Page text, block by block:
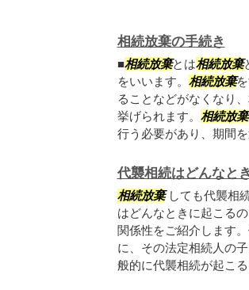
相続放棄の手続き
■相続放棄とは相続放棄
をいいます。 相続放棄
ることなどがなくなり
挙げられます。 相続放棄
行う必要があり、期間
代襲相続はどんなと
相続放棄しても代襲相
はどんなときに起こる
関係性をご紹介します
に、その法定相続人の
般的に代襲相続が起こ